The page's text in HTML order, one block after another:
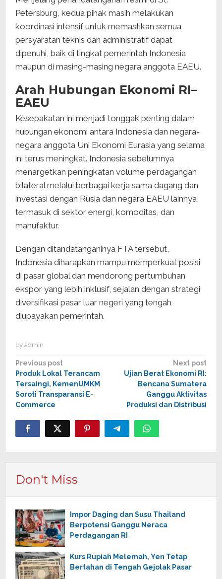
Petersburg, kedua pihak masih melakukan
koordinasi intensif untuk memastikan semua
persyaratan teknis dan administratif dapat
dipenuhi, baik di tingkat pemerintah Indonesia
maupun di masing-masing negara anggota EAEU.
Arah Hubungan Ekonomi RI–
EAEU
Kesepakatan ini menjadi tonggak penting dalam
hubungan ekonomi antara Indonesia dan negara-
negara anggota Uni Ekonomi Eurasia yang selama
ini terus meningkat. Indonesia sebelumnya
menargetkan peningkatan volume perdagangan
bilateral melalui berbagai kerja sama dagang dan
investasi dengan Rusia dan negara EAEU lainnya,
termasuk di sektor energi, komoditas, dan
manufaktur.
Dengan ditandatanganinya FTA tersebut,
Indonesia diharapkan mampu memperkuat posisi
di pasar global dan mendorong pertumbuhan
ekspor yang lebih inklusif, sejalan dengan strategi
diversifikasi pasar luar negeri yang tengah
diupayakan pemerintah.
by admin
Post
navigation
Previous post
Produk Lokal Terancam
Tersaingi, KemenUMKM
Soroti Transparansi E-
Commerce
Next post
Ujian Berat Ekonomi RI:
Bencana Sumatera
Ganggu Aktivitas
Produksi dan Distribusi
Don't Miss
Impor Daging dan Susu Thailand
Berpotensi Ganggu Neraca
Perdagangan RI
Kurs Rupiah Melemah, Yen Tetap
Bertahan di Tengah Gejolak Pasar